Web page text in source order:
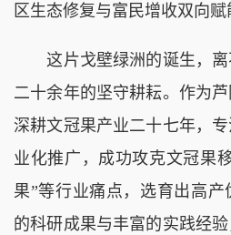
区生态修复与富民增收双向赋
这片戈壁绿洲的诞生，离
二十余年的坚守耕耘。作为
深耕文冠果产业二十七年，
业化推广，成功攻克文冠果
果”等行业痛点，选育出高
的科研成果与丰富的实践经